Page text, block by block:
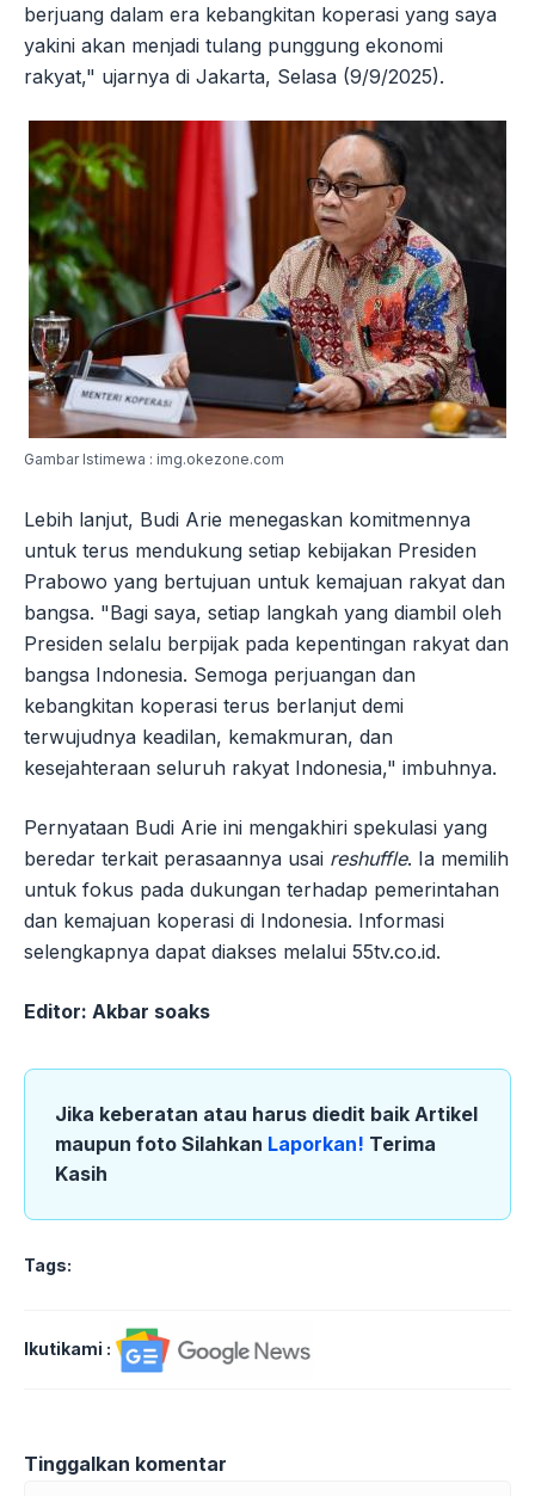
berjuang dalam era kebangkitan koperasi yang saya
yakini akan menjadi tulang punggung ekonomi
rakyat," ujarnya di Jakarta, Selasa (9/9/2025).
Gambar Istimewa : img.okezone.com
Lebih lanjut, Budi Arie menegaskan komitmennya
untuk terus mendukung setiap kebijakan Presiden
Prabowo yang bertujuan untuk kemajuan rakyat dan
bangsa. "Bagi saya, setiap langkah yang diambil oleh
Presiden selalu berpijak pada kepentingan rakyat dan
bangsa Indonesia. Semoga perjuangan dan
kebangkitan koperasi terus berlanjut demi
terwujudnya keadilan, kemakmuran, dan
kesejahteraan seluruh rakyat Indonesia," imbuhnya.
Pernyataan Budi Arie ini mengakhiri spekulasi yang
beredar terkait perasaannya usai reshuffle. Ia memilih
untuk fokus pada dukungan terhadap pemerintahan
dan kemajuan koperasi di Indonesia. Informasi
selengkapnya dapat diakses melalui 55tv.co.id.
Editor: Akbar soaks
Jika keberatan atau harus diedit baik Artikel
maupun foto Silahkan Laporkan! Terima
Kasih
Tags:
Ikutikami :
Tinggalkan komentar